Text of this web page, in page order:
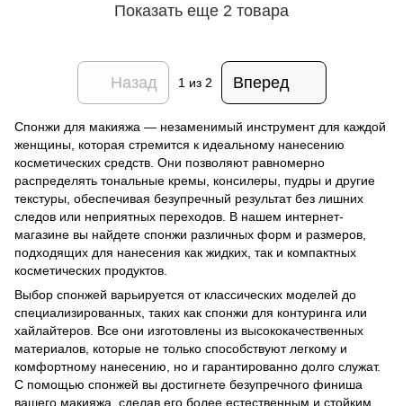
Показать еще 2 товара
Назад 1 из 2 Вперед
Спонжи для макияжа — незаменимый инструмент для каждой
женщины, которая стремится к идеальному нанесению
косметических средств. Они позволяют равномерно
распределять тональные кремы, консилеры, пудры и другие
текстуры, обеспечивая безупречный результат без лишних
следов или неприятных переходов. В нашем интернет-
магазине вы найдете спонжи различных форм и размеров,
подходящих для нанесения как жидких, так и компактных
косметических продуктов.
Выбор спонжей варьируется от классических моделей до
специализированных, таких как спонжи для контуринга или
хайлайтеров. Все они изготовлены из высококачественных
материалов, которые не только способствуют легкому и
комфортному нанесению, но и гарантированно долго служат.
С помощью спонжей вы достигнете безупречного финиша
вашего макияжа, сделав его более естественным и стойким.